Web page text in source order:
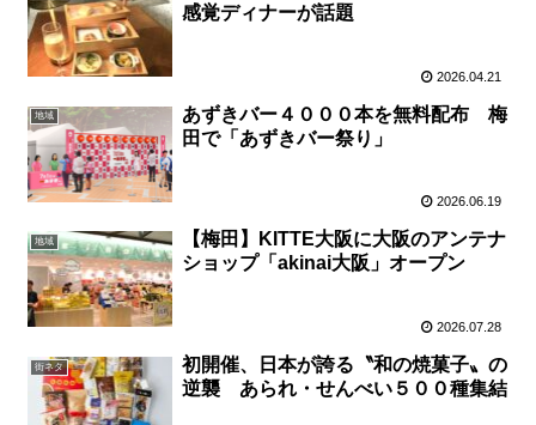
感覚ディナーが話題
2026.04.21
地域
あずきバー４０００本を無料配布 梅
田で「あずきバー祭り」
2026.06.19
地域
【梅田】KITTE大阪に大阪のアンテナ
ショップ「akinai大阪」オープン
2026.07.28
街ネタ
初開催、日本が誇る〝和の焼菓子〟の
逆襲 あられ・せんべい５００種集結